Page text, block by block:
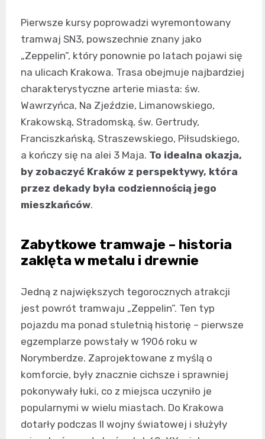
Pierwsze kursy poprowadzi wyremontowany
tramwaj SN3, powszechnie znany jako
„Zeppelin”, który ponownie po latach pojawi się
na ulicach Krakowa. Trasa obejmuje najbardziej
charakterystyczne arterie miasta: św.
Wawrzyńca, Na Zjeździe, Limanowskiego,
Krakowską, Stradomską, św. Gertrudy,
Franciszkańską, Straszewskiego, Piłsudskiego,
a kończy się na alei 3 Maja. To idealna okazja,
by zobaczyć Kraków z perspektywy, która
przez dekady była codziennością jego
mieszkańców.
Zabytkowe tramwaje – historia
zaklęta w metalu i drewnie
Jedną z największych tegorocznych atrakcji
jest powrót tramwaju „Zeppelin”. Ten typ
pojazdu ma ponad stuletnią historię – pierwsze
egzemplarze powstały w 1906 roku w
Norymberdze. Zaprojektowane z myślą o
komforcie, były znacznie cichsze i sprawniej
pokonywały łuki, co z miejsca uczyniło je
popularnymi w wielu miastach. Do Krakowa
dotarły podczas II wojny światowej i służyły